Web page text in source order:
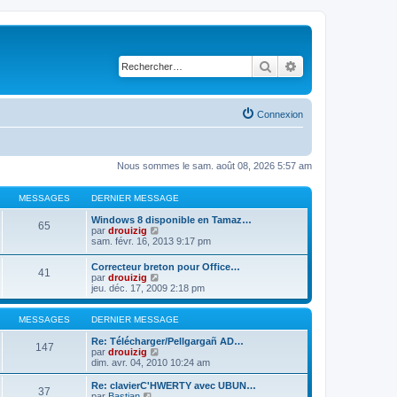
Rechercher
Connexion
Nous sommes le sam. août 08, 2026 5:57 am
MESSAGES DERNIER MESSAGE
65
Windows 8 disponible en Tamaz…
par drouizig
o
u
l
t
e
r
l
d
e
r
n
i
sam. févr. 16, 2013 9:17 pm
41
Correcteur breton pour Office…
par drouizig
o
n
s
u
l
t
r
l
e
jeu. déc. 17, 2009 2:18 pm
MESSAGES DERNIER MESSAGE
147
Re: Télécharger/Pellgargañ AD…
par drouizig
o
n
s
dim. avr. 04, 2010 10:24 am
37
Re: clavierC'HWERTY avec UBUN…